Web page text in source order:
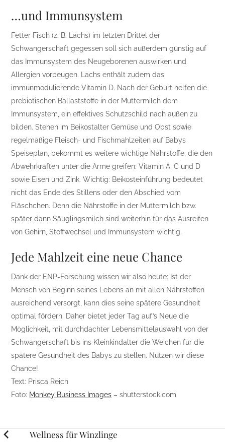
…und Immunsystem
Fetter Fisch (z. B. Lachs) im letzten Drittel der
Schwangerschaft gegessen soll sich außerdem günstig auf
das Immunsystem des Neugeborenen auswirken und
Allergien vorbeugen. Lachs enthält zudem das
immunmodulierende Vitamin D. Nach der Geburt helfen die
prebiotischen Ballaststoffe in der Muttermilch dem
Immunsystem, ein effektives Schutzschild nach außen zu
bilden. Stehen im Beikostalter Gemüse und Obst sowie
regelmäßige Fleisch- und Fischmahlzeiten auf Babys
Speiseplan, bekommt es weitere wichtige Nährstoffe, die den
Abwehrkräften unter die Arme greifen: Vitamin A, C und D
sowie Eisen und Zink. Wichtig: Beikosteinführung bedeutet
nicht das Ende des Stillens oder den Abschied vom
Fläschchen. Denn die Nährstoffe in der Muttermilch bzw.
später dann Säuglingsmilch sind weiterhin für das Ausreifen
von Gehirn, Stoffwechsel und Immunsystem wichtig.
Jede Mahlzeit eine neue Chance
Dank der ENP-Forschung wissen wir also heute: Ist der
Mensch von Beginn seines Lebens an mit allen Nährstoffen
ausreichend versorgt, kann dies seine spätere Gesundheit
optimal fördern. Daher bietet jeder Tag auf’s Neue die
Möglichkeit, mit durchdachter Lebensmittelauswahl von der
Schwangerschaft bis ins Kleinkindalter die Weichen für die
spätere Gesundheit des Babys zu stellen. Nutzen wir diese
Chance!
Text: Prisca Reich
Foto: Monkey Business Images – shutterstock.com
PostsWellness für Winzlinge